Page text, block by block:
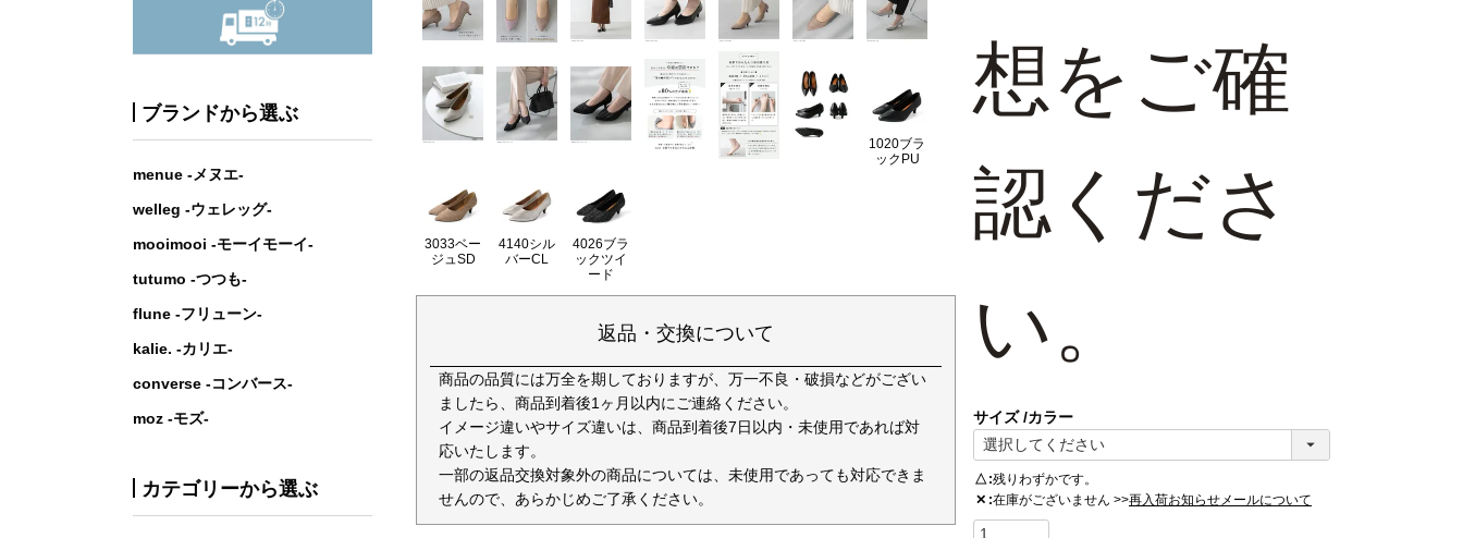
ブランドから選ぶ
menue -メヌエ-
welleg -ウェレッグ-
mooimooi -モーイモーイ-
tutumo -つつも-
flune -フリューン-
kalie. -カリエ-
converse -コンバース-
moz -モズ-
カテゴリーから選ぶ
1020ブラ
ックPU
3033ベー
ジュSD
4140シル
バーCL
4026ブラ
ックツイ
ード
返品・交換について
商品の品質には万全を期しておりますが、万一不良・破損などがござい
ましたら、商品到着後1ヶ月以内にご連絡ください。
イメージ違いやサイズ違いは、商品到着後7日以内・未使用であれば対
応いたします。
一部の返品交換対象外の商品については、未使用であっても対応できま
せんので、あらかじめご了承ください。
想をご確
認くださ
い。
サイズ カラー
△ 残りわずかです。
✕ 在庫がございません >>再入荷お知らせメールについて